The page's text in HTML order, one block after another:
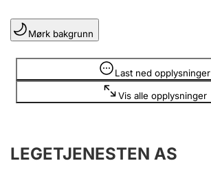
Lag og forening
Registrere, endre, slette
Årsregnskap
Mørk bakgrunn
Last ned opplysninger
Vis alle opplysninger
Opplysninger er skjult
LEGETJENESTEN AS